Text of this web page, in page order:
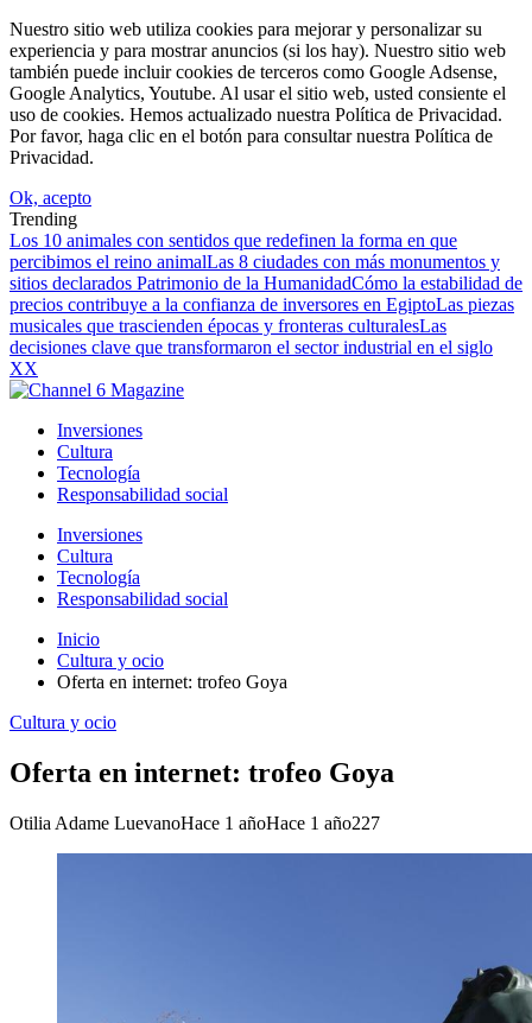
Nuestro sitio web utiliza cookies para mejorar y personalizar su
experiencia y para mostrar anuncios (si los hay). Nuestro sitio web
también puede incluir cookies de terceros como Google Adsense,
Google Analytics, Youtube. Al usar el sitio web, usted consiente el
uso de cookies. Hemos actualizado nuestra Política de Privacidad.
Por favor, haga clic en el botón para consultar nuestra Política de
Privacidad.
Ok, acepto
Trending
Los 10 animales con sentidos que redefinen la forma en que
percibimos el reino animalLas 8 ciudades con más monumentos y
sitios declarados Patrimonio de la HumanidadCómo la estabilidad de
precios contribuye a la confianza de inversores en EgiptoLas piezas
musicales que trascienden épocas y fronteras culturalesLas
decisiones clave que transformaron el sector industrial en el siglo
XX
Inversiones
Cultura
Tecnología
Responsabilidad social
Inversiones
Cultura
Tecnología
Responsabilidad social
Inicio
Cultura y ocio
Oferta en internet: trofeo Goya
Cultura y ocio
Oferta en internet: trofeo Goya
Otilia Adame LuevanoHace 1 añoHace 1 año227